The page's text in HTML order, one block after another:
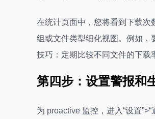
在统计页面中，您将看到下载
组或文件类型细化视图。例如
技巧：定期比较不同文件的下载
第四步：设置警报和
为 proactive 监控，进入“设置